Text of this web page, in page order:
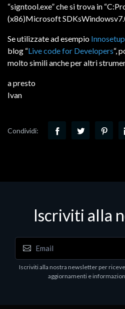
“signtool.exe” che si trova in
(x86)Microsoft
Se utilizzate ad esempio Innosetup
blog “Live code for Developers“,
molto simili anche per altri
a presto
Ivan
Condividi:
Iscriviti alla
Iscriviti alla nostra newsletter per
aggiornamenti e